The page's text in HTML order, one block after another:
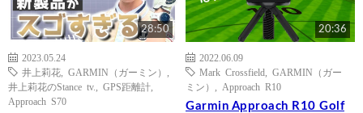
28:50
2023.05.24
井上莉花
GARMIN（ガーミン）
井上莉花のStance tv.
GPS距離計
Approach S70
20:36
2022.06.09
Mark Crossfield
GARMIN（ガー
ミン）
Approach R10
Garmin Approach R10 Golf